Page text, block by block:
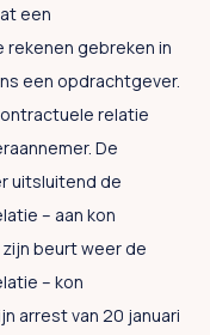
een
rekenen gebreken in
een opdrachtgever.
relatie
De
uitsluitend de
– aan kon
beurt weer de
– kon
arrest van 20 januari